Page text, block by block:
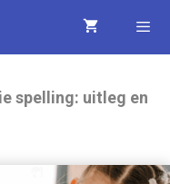
spelling: uitleg en